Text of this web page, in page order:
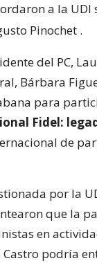
a la UDI
Pinochet .
del PC,
Bárbara
para
Fidel:
de
por la
que la
en
podría